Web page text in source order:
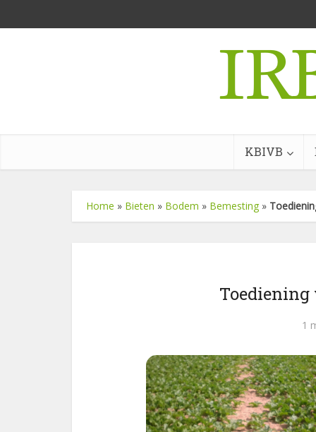
KBIVB
Home » Bieten » Bodem » Bemesting »
1